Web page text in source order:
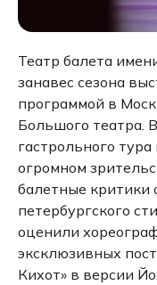
Театр балета
занавес сезона
программой в
Большого театра.
гастрольного
огромном
балетные критики
петербургского
оценили
эксклюзивных
Кихот» в версии